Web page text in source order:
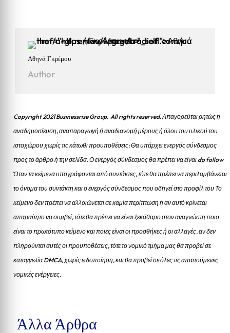
Αθηνά Γκρέμου
Author
Copyright 2021 Businessrise Group. All rights reserved. Απαγορεύται ρητώς η
αναδημοσίευση, αναπαραγωγή ή αναδιανομή μέρους ή όλου του υλικού του
ιστοχώρου χωρίς τις κάτωθι προυποθέσεις: Θα υπάρχει ενεργός σύνδεσμος
προς το άρθρο ή την σελίδα.Ο ενεργός σύνδεσμος θα πρέπει να είναι do follow
Όταν τα κείμενα υπογράφονται από συντάκτες, τότε θα πρέπει να περιλαμβάνεται
το όνομα του συντάκτη και ο ενεργός σύνδεσμος που οδηγεί στο προφίλ του Το
κείμενο δεν πρέπει να αλλοιώνεται σε καμία περίπτωση ή αν αυτό κρίνεται
απαραίτητο να συμβεί, τότε θα πρέπει να είναι ξεκάθαρο στον αναγνώστη ποιο
είναι το πρωτότυπο κείμενο και ποιες είναι οι προσθήκες ή οι αλλαγές. αν δεν
πληρούνται αυτές οι προυποθέσεις, τότε το νομικό τμήμα μας θα προβεί σε
καταγγελία DMCA, χωρίς ειδοποίηση, και θα προβεί σε όλες τις απαιτούμενες
νομικές ενέργειες.
Άλλα Άρθρα